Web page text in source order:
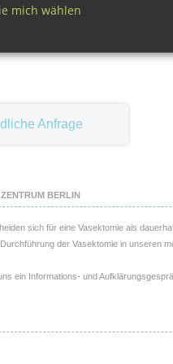
ist eine sehr sichere Form der
Doch eines bleibt den Männern/ Paaren
Anfrage
BERLIN
sich für eine Vasektomie als
der Vasektomie in unseren
ein Informations- und
mich wählen